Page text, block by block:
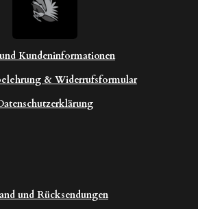
Kundeninformationen
& Widerrufsformular
und Rücksendungen